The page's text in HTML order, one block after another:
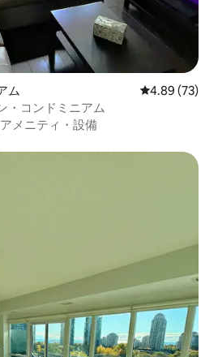
ム レビュー73
4.89 (73)
・コンドミニアム
アメニティ・設備
す。